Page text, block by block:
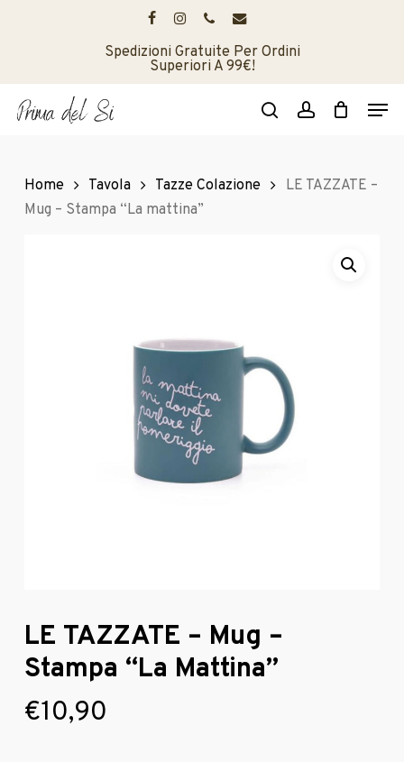
facebookinstagramphoneemail
Spedizioni Gratuite Per Ordini
Superiori A 99€!
Home Tavola Tazze Colazione
LE TAZZATE –
Mug – Stampa “La mattina”
LE TAZZATE – Mug –
Stampa “La Mattina”
€10,90